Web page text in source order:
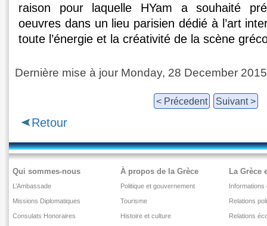
raison pour laquelle HYam a souhaité
oeuvres dans un lieu parisien dédié à l’art
toute l’énergie et la créativité de la scène
Dernière mise à jour Monday, 28 December 2015
< Précedent Suivant >
Retour
Qui sommes-nous
L’Ambassade
Missions Diplomatiques
Consulats Honoraires
À propos de la Grèce
Politique et gouvernement
Tourisme
Histoire et culture
La Grèce
Informations
Relations
Relations